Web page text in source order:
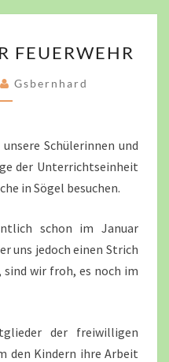
FEUERWEHR
Gsbernhard
Schülerinnen und
der Unterrichtseinheit
in Sögel besuchen.
schon im Januar
uns jedoch einen Strich
sind wir froh, es noch im
der freiwilligen
den Kindern ihre Arbeit